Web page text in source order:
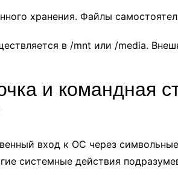
хранения. Файлы
в /mnt или /media.
и командная
вход к ОС через
системные действия